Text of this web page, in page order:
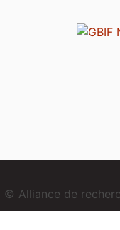
© Alliance de